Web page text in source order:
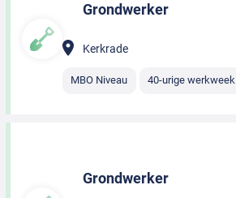
Grondwerker
Kerkrade
MBO Niveau 40-urige werkweek
Grondwerker